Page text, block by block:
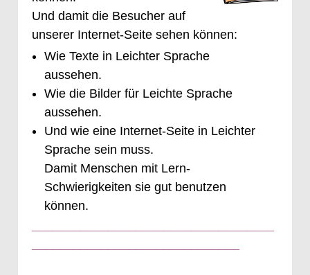
Und damit die Besucher auf
unserer Internet-Seite sehen können:
Wie Texte in Leichter Sprache
aussehen.
Wie die Bilder für Leichte Sprache
aussehen.
Und wie eine Internet-Seite in Leichter
Sprache sein muss.
Damit Menschen mit Lern-
Schwierigkeiten sie gut benutzen
können.